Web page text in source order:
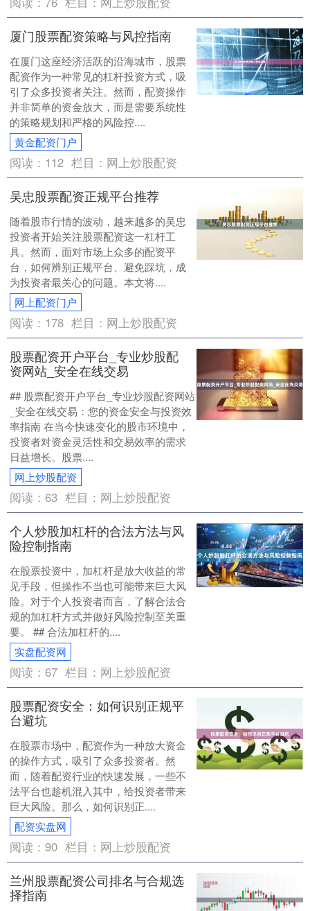
厦门股票配资策略与风控指南
在厦门这座经济活跃的沿海城市，股票
配资作为一种常见的杠杆投资方式，吸
引了众多投资者关注。然而，配资操作
并非简单的资金放大，而是需要系统性
的策略规划和严格的风险控....
黄金配资门户
阅读： 112 栏目： 网上炒股配资
吴忠股票配资正规平台推荐
随着股市行情的波动，越来越多的吴忠
投资者开始关注股票配资这一杠杆工
具。然而，面对市场上众多的配资平
台，如何辨别正规平台、避免踩坑，成
为投资者最关心的问题。本文将....
网上配资门户
阅读： 178 栏目： 网上炒股配资
股票配资开户平台_专业炒股配
资网站_安全在线交易
## 股票配资开户平台_专业炒股配资网站
_安全在线交易：您的资金安全与投资效
率指南 在当今快速变化的股市环境中，
投资者对资金灵活性和交易效率的需求
日益增长。股票....
网上炒股配资
阅读：63 栏目： 网上炒股配资
个人炒股加杠杆的合法方法与风
险控制指南
在股票投资中，加杠杆是放大收益的常
见手段，但操作不当也可能带来巨大风
险。对于个人投资者而言，了解合法合
规的加杠杆方式并做好风险控制至关重
要。 ## 合法加杠杆的....
实盘配资网
阅读：67 栏目： 网上炒股配资
股票配资安全：如何识别正规平
台避坑
在股票市场中，配资作为一种放大资金
的操作方式，吸引了众多投资者。然
而，随着配资行业的快速发展，一些不
法平台也趁机混入其中，给投资者带来
巨大风险。那么，如何识别正....
配资实盘网
阅读：90 栏目： 网上炒股配资
兰州股票配资公司排名与合规选
择指南